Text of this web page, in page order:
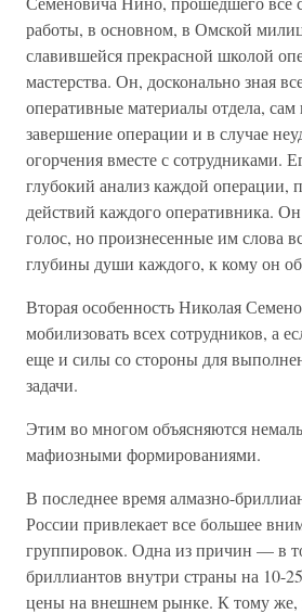
работы, в основном, в Омской
славившейся прекрасной школой
мастерства. Он, досконально зная
оперативные материалы отдела, сам
завершение операции и в случае
огорчения вместе с сотрудниками.
глубокий анализ каждой операции,
действий каждого оперативника.
голос, но произнесенные им слова
глубины души каждого, к кому он
Вторая особенность Николая
мобилизовать всех сотрудников, а
еще и силы со стороны для
задачи.
Этим во многом объясняются
мафиозными формированиями.
В последнее время алмазно-
России привлекает все большее
группировок. Одна из причин — в
бриллиантов внутри страны на 10-
цены на внешнем рынке. К тому же,